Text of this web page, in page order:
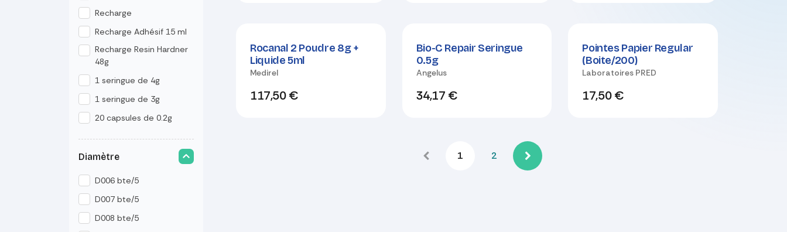
Recharge
Recharge Adhésif 15 ml
Recharge Resin Hardner
48g
1 seringue de 4g
1 seringue de 3g
20 capsules de 0.2g
Diamètre
D006 bte/5
D007 bte/5
D008 bte/5
Rocanal 2 Poudre 8g +
Liquide 5ml
Medirel
117,50€
Bio-C Repair Seringue
0.5g
Angelus
34,17 €
Pointes Papier Regular
(Boite/200)
Laboratoires PRED
17,50€
1 2